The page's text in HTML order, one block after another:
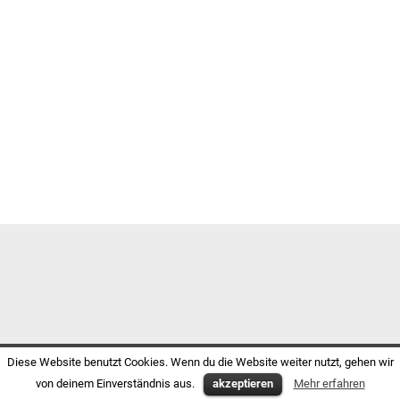
Diese Website benutzt Cookies. Wenn du die Website weiter nutzt, gehen wir
von deinem Einverständnis aus.
akzeptieren Mehr erfahren